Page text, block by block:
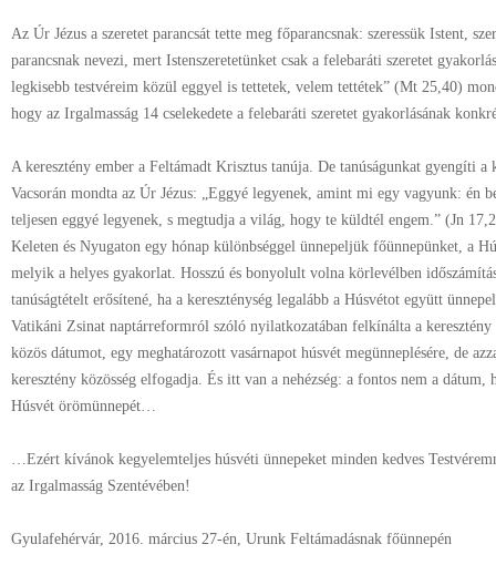
Az Úr Jézus a szeretet parancsát tette meg főparancsnak: szeressük Istent,
parancsnak nevezi, mert Istenszeretetünket csak a felebaráti szeretet
legkisebb testvéreim közül eggyel is tettetek, velem tettétek” (Mt 25,40)
hogy az Irgalmasság 14 cselekedete a felebaráti szeretet gyakorlásának
A keresztény ember a Feltámadt Krisztus tanúja. De tanúságunkat gyengíti a
Vacsorán mondta az Úr Jézus: „Eggyé legyenek, amint mi egy vagyunk: én
teljesen eggyé legyenek, s megtudja a világ, hogy te küldtél engem.” (Jn
Keleten és Nyugaton egy hónap különbséggel ünnepeljük főünnepünket, a
melyik a helyes gyakorlat. Hosszú és bonyolult volna körlevélben
tanúságtételt erősítené, ha a kereszténység legalább a Húsvétot együtt
Vatikáni Zsinat naptárreformról szóló nyilatkozatában felkínálta a
közös dátumot, egy meghatározott vasárnapot húsvét megünneplésére, de
keresztény közösség elfogadja. És itt van a nehézség: a fontos nem a
Húsvét örömünnepét…
…Ezért kívánok kegyelemteljes húsvéti ünnepeket minden kedves
az Irgalmasság Szentévében!
Gyulafehérvár, 2016. március 27-én, Urunk Feltámadásnak főünnepén